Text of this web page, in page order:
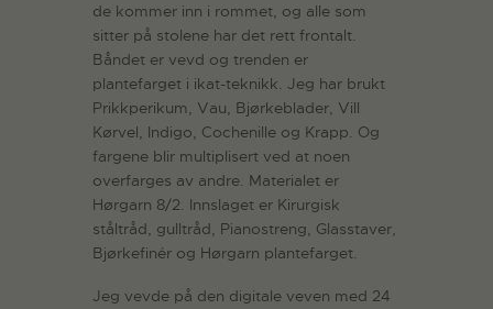
de kommer inn i rommet, og alle som
sitter på stolene har det rett frontalt.
Båndet er vevd og trenden er
plantefarget i ikat-teknikk. Jeg har brukt
Prikkperikum, Vau, Bjørkeblader, Vill
Kørvel, Indigo, Cochenille og Krapp. Og
fargene blir multiplisert ved at noen
overfarges av andre. Materialet er
Hørgarn 8/2. Innslaget er Kirurgisk
ståltråd, gulltråd, Pianostreng, Glasstaver,
Bjørkefinér og Hørgarn plantefarget.
Jeg vevde på den digitale veven med 24